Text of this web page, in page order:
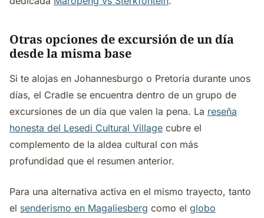
Otras opciones de excursión de un día
desde la misma base
Si te alojas en Johannesburgo o Pretoria durante unos
días, el Cradle se encuentra dentro de un grupo de
excursiones de un día que valen la pena. La reseña
honesta del Lesedi Cultural Village cubre el
complemento de la aldea cultural con más
profundidad que el resumen anterior.
Para una alternativa activa en el mismo trayecto, tanto
el senderismo en Magaliesberg como el globo